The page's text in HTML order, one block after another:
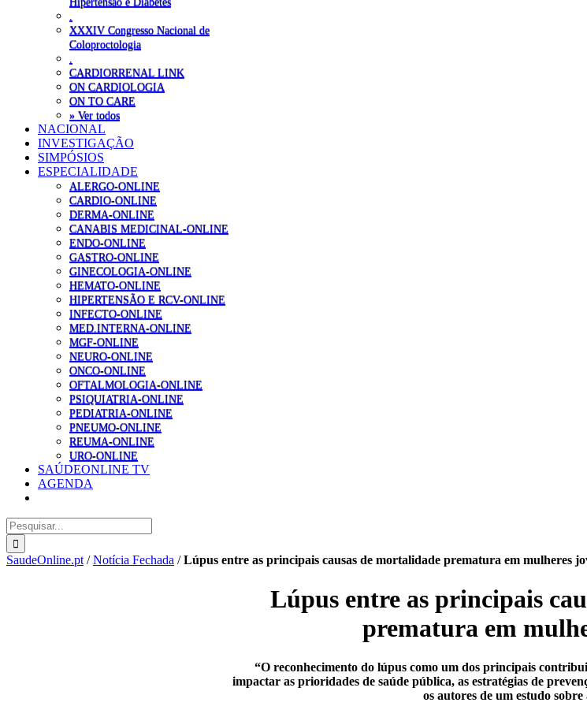
XXXIV Congresso Nacional de
Coloproctologia
CARDIORRENAL LINK
ON CARDIOLOGIA
ON TO CARE
» Ver todos
NACIONAL
INVESTIGAÇÃO
SIMPÓSIOS
ESPECIALIDADE
ALERGO-ONLINE
CARDIO-ONLINE
DERMA-ONLINE
CANABIS MEDICINAL-ONLINE
ENDO-ONLINE
GASTRO-ONLINE
GINECOLOGIA-ONLINE
HEMATO-ONLINE
HIPERTENSÃO E RCV-ONLINE
INFECTO-ONLINE
MED.INTERNA-ONLINE
MGF-ONLINE
NEURO-ONLINE
ONCO-ONLINE
OFTALMOLOGIA-ONLINE
PSIQUIATRIA-ONLINE
PEDIATRIA-ONLINE
PNEUMO-ONLINE
REUMA-ONLINE
URO-ONLINE
SAÚDEONLINE TV
AGENDA
Pesquisar
SaudeOnline.pt /Notícia Fechada /Lúpus entre as principais causas de mortalidade prematura em mulheres
Lúpus entre as principais
prematura em
“O reconhecimento do lúpus como um dos principais
impactar as prioridades de saúde pública, as estratégias de
os autores de um estudo sobre